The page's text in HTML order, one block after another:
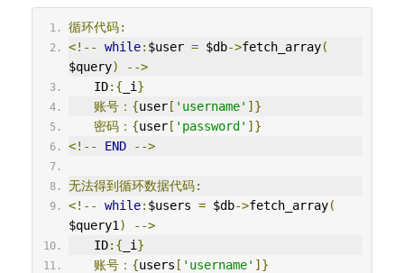
循环代码:
<!--
while: $user = $db->fetch_array(
$query)
-->
ID:{ _i }
账号：{user[ 'username' ]}
密码：{user[ 'password' ]}
<!--
END -->
无法得到循环数据代码:
<!--
while: $users = $db->fetch_array(
$query1 )
-->
ID:{ _i }
账号：{users [ 'username' ]}